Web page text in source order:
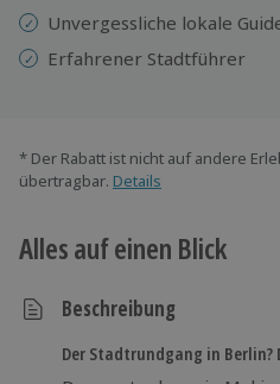
Unvergessliche lokale
Erfahrener Stadtführer
* Der Rabatt ist nicht auf andere
übertragbar. Details
Alles auf einen Blick
Beschreibung
Der Stadtrundgang in Berlin?